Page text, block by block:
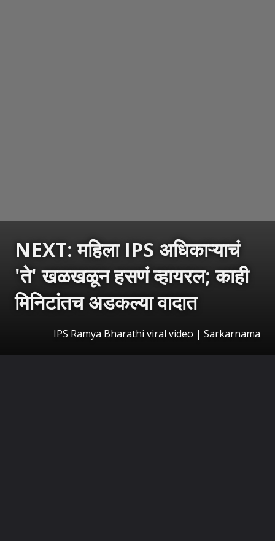
NEXT: महिला IPS अधिकाऱ्याचं
'ते' खळखळून हसणं व्हायरल; काही
मिनिटांतच अडकल्या वादात
IPS Ramya Bharathi viral video | Sarkarnama